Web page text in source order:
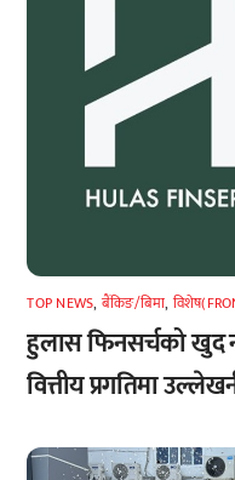
TOP NEWS, बैंकिङ/बिमा,
हुलास फिनसर्चको खुद
वित्तीय प्रगतिमा